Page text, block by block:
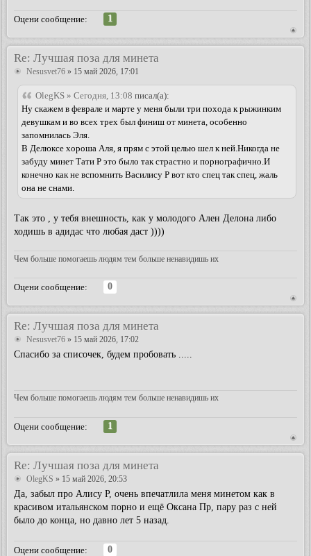
Оцени сообщение:
1
Re: Лучшая поза для минета
Nesusvet76 » 15 май 2026, 17:01
OlegKS » Сегодня, 13:08 писал(а):
Ну скажем в феврале и марте у меня были три похода к рыжинким
девушкам и во всех трех был финиш от минета, особенно
запомнилась Эля.
В Делюксе хороша Аля, я прям с этой целью шел к ней.Никогда не
забуду минет Тати Р это было так страстно и порнографично.И
конечно как не вспомнить Василису Р вот кто спец так спец, жаль
она не снами.
Так это , у тебя внешность, как у молодого Ален Делона либо
ходишь в адидас что любая даст ))))
Чем больше помогаешь людям тем больше ненавидишь их
Оцени сообщение:
0
Re: Лучшая поза для минета
Nesusvet76 » 15 май 2026, 17:02
Спасибо за списочек, будем пробовать .....
Чем больше помогаешь людям тем больше ненавидишь их
Оцени сообщение:
1
Re: Лучшая поза для минета
OlegKS » 15 май 2026, 20:53
Да, забыл про Алису Р, очень впечатлила меня минетом как в
красивом итальянском порно и ещё Оксана Пр, пару раз с ней
было до конца, но давно лет 5 назад.
Оцени сообщение:
0